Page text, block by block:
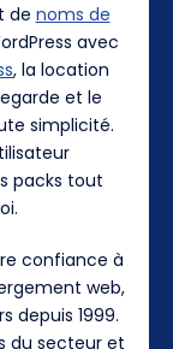
de noms de
avec
, la location
et le
simplicité.
packs tout
confiance à
web,
depuis 1999.
du secteur et